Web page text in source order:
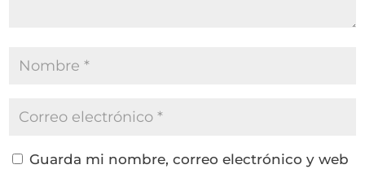
Guarda mi nombre, correo electrónico y web